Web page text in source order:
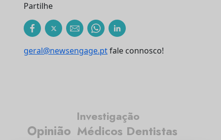
Partilhe
geral@newsengage.ptfale connosco!
Médicos Dentistas
Opinião
Investigação